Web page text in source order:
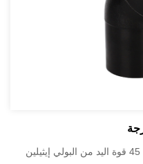
أكواع بولي إيثيلين قوة 45 قوة اليد من البولي إيثيلين PE100. فهي